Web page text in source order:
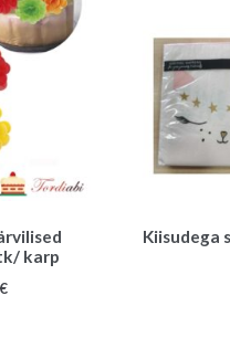
karp
Praegune
Kiisudega